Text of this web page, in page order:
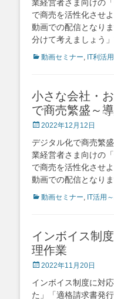
業経営者さま向けの
で商売を活性化させ
動画での配信となり
分けて考えましょう
Categories
動画セミナー, IT利活
小さな会社・
で商売繁盛～
Posted
2022年12月12日
デジタル化で商売繁
業経営者さま向けの
で商売を活性化させ
動画での配信となりま
Categories
動画セミナー, IT活用
インボイス制
理作業
Posted
2022年11月20日
インボイス制度に対
た」「適格請求書発